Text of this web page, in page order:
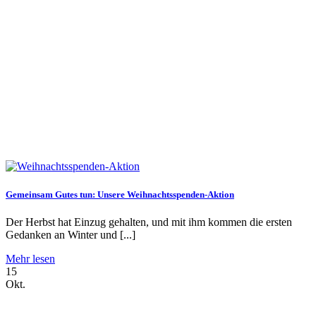
Gemeinsam Gutes tun: Unsere Weihnachtsspenden-Aktion
Der Herbst hat Einzug gehalten, und mit ihm kommen die ersten
Gedanken an Winter und [...]
Mehr lesen
15
Okt.